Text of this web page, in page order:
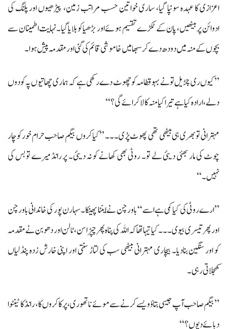
اعزازی کا عہدہ سونپا گیا، ساری خواتین حسب مراتب زمین، پیڑھیوں اور پلنگ کی
ادوائن پر بیٹھیں، پان کے ٹکڑے تقسیم ہوئے اور بڑھیا کو بلایا گیا۔ نہایت اطمینان سے
بچوں کے منہ میں دودھ دے کر سبھا میں خاموشی قائم کی گئی اور مقدمہ پیش ہوا۔
’’کیوں ری چڑیل تو نے بہو قطامہ کو چھوٹ دے رکھی ہے کہ ہماری چھاتیوں پہ کودوں
دلے، ارادہ کیا ہے تیرا کیا منہ کالا کرائے گی؟‘‘
مہترانی تو بھری ہی بیٹھی تھی پھوٹ پڑی۔۔۔ ’’کیا کروں بیگم صاحب حرام خور کو چار
چوٹ کی مار بھئی دیئی لے تو۔ روٹی بھی کھانے کو نہ دیئی۔ پر رانڈ میرے تو بس کی
نہیں۔‘‘
’’ارے روٹی کی کیا کمی ہے اسے‘‘ باورچن نے اینٹا پھینکا۔ سہارن پور کی خاندانی باورچن
اور پھر تیسری بیوی۔۔۔ کیا تیہا تھا کہ اللہ کی پناہ پھر چپڑاسن، ٹالن اور دھوبن نے مقدمہ
کو اور سنگین بنادیا۔ بیچاری مہترانی بیٹھی سب کی لتاڑ سنتی اور اپنی خارش زدہ پنڈلیاں
کھجلاتی رہی۔
’’بیگم صاحب آپ جیسی بتاؤ ویسے کرنے سے موئے نا تھوری،پر کا کروں کا، رانڈ کا ٹینٹوا
دبائے دیوں؟‘‘